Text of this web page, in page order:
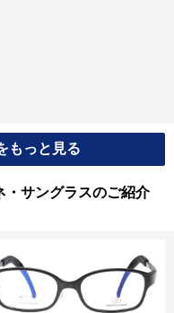
もっと見る
・サングラスのご紹介